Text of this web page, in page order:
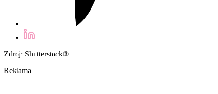
Zdroj: Shutterstock®
Reklama